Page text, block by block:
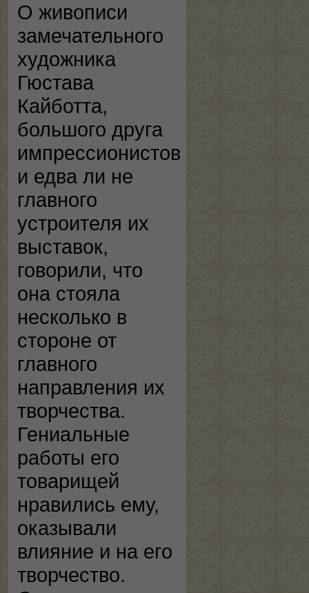
О живописи
замечательного
художника
Гюстава
Кайботта,
большого друга
импрессионистов
и едва ли не
главного
устроителя их
выставок,
говорили, что
она стояла
несколько в
стороне от
главного
направления их
творчества.
Гениальные
работы его
товарищей
нравились ему,
оказывали
влияние и на его
творчество.